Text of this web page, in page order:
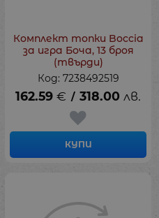
Комплект топки Boccia
за игра Боча, 13 броя
(твърди)
Код: 7238492519
162.59 € / 318.00 лв.
КУПИ